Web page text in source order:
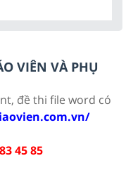
VIÊN VÀ PHỤ
đề thi file word có
45 85